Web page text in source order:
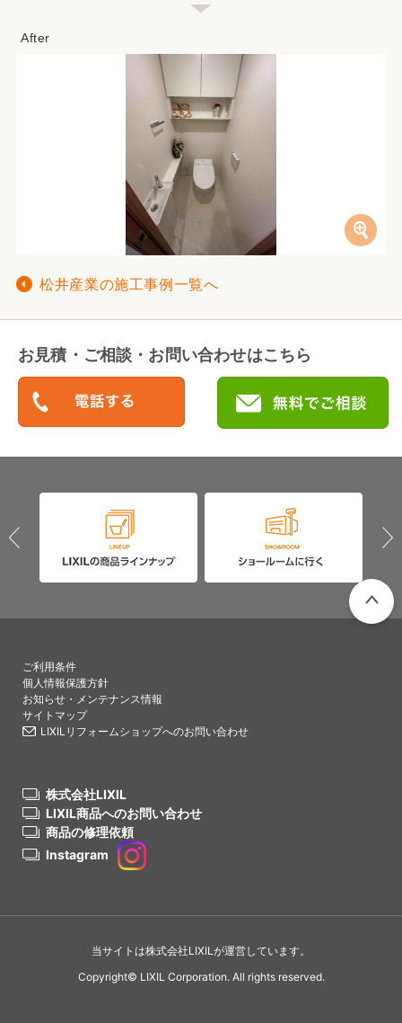
松井産業の施工事例一覧へ
お見積・ご相談・お問い合わせはこちら
ご利用条件
個人情報保護方針
お知らせ・メンテナンス情報
サイトマップ
LIXILリフォームショップへのお問い合わせ
株式会社LIXIL
LIXIL商品へのお問い合わせ
商品の修理依頼
Instagram
当サイトは株式会社LIXILが運営しています。
Copyright© LIXIL Corporation. All rights reserved.